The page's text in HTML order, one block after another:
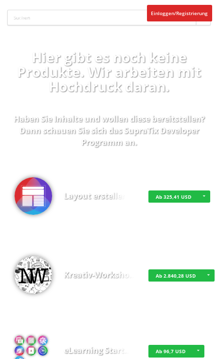
Einloggen/Registrierung
Hier gibt es noch keine
Produkte. Wir arbeiten mit
Hochdruck daran.
Haben Sie Inhalte und wollen diese bereitstellen?
Dann schauen Sie sich das SupraTix Developer
Programman.
Layout erstellen Ab 325,41 USD
Kreativ-Worksho… Ab 2.840,28 USD
eLearning Start… Ab 96,7 USD